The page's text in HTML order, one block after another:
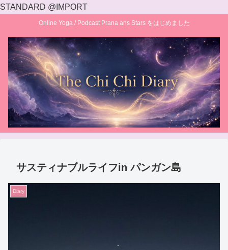
STANDARD @IMPORT
Online Yoga / Podcast Prana ans Stars をはじめました
サスティナブルライフin パンガン島
Diary